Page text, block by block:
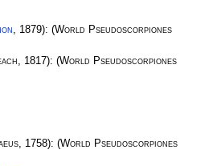
, 1879): (World Pseudoscorpiones
, 1817): (World Pseudoscorpiones
, 1758): (World Pseudoscorpiones